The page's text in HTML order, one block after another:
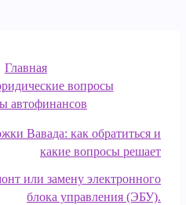
Главная
вопросы
автофинансов
Вавада: как обратиться и
какие вопросы решает
или замену электронного
блока управления (ЭБУ).